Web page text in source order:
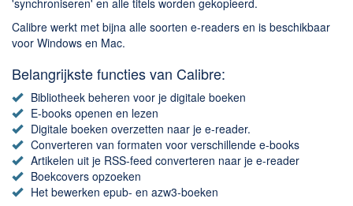
Calibre werkt met bijna alle soorten e-readers en is beschikbaar
voor Windows en Mac.
Belangrijkste functies van Calibre:
Bibliotheek beheren voor je digitale boeken
E-books openen en lezen
Digitale boeken overzetten naar je e-reader.
Converteren van formaten voor verschillende e-books
Artikelen uit je RSS-feed converteren naar je e-reader
Boekcovers opzoeken
Het bewerken epub- en azw3-boeken